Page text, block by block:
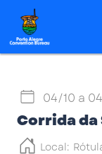
04/10 a
Corrida da
Local: